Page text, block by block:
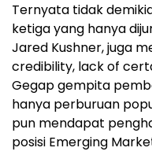
Ternyata tidak
ketiga yang hanya
Jared Kushner, juga
credibility, lack of
Gegap gempita
hanya perburuan
pun mendapat
posisi Emerging